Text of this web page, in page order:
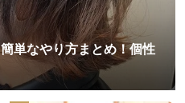
単なやり方まとめ！個性